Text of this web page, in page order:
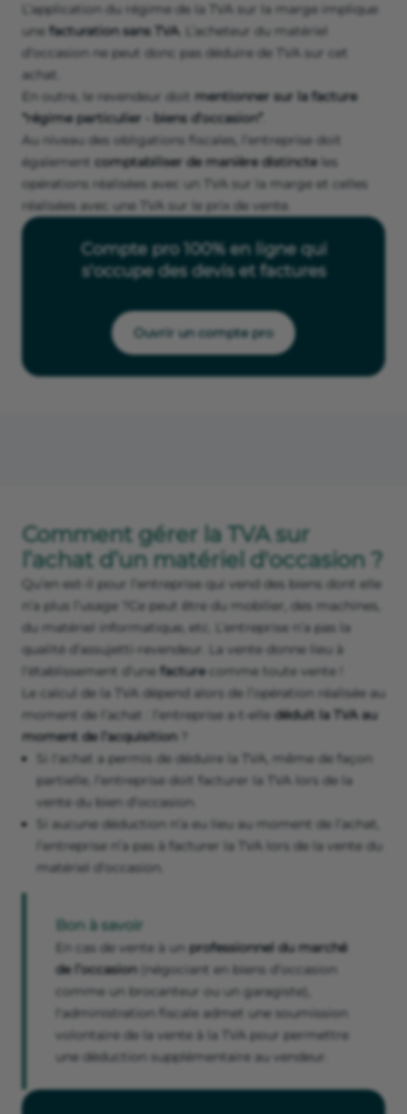
L’application du régime de la TVA sur la marge implique
une facturation sans TVA. L’acheteur du matériel
d’occasion ne peut donc pas déduire de TVA sur cet
achat.
En outre, le revendeur doit mentionner sur la facture
“régime particulier - biens d’occasion”
Au niveau des obligations fiscales, l’entreprise doit
également comptabiliser de manière distincte les
opérations réalisées avec un TVA sur la marge et celles
réalisées avec une TVA sur le prix de vente.
Compte pro 100% en ligne qui
s'occupe des devis et factures
Ouvrir un compte pro
Comment gérer la TVA sur
l’achat d’un matériel d'occasion ?
Qu’en est-il pour l’entreprise qui vend des biens dont elle
n’a plus l’usage ?Ce peut être du mobilier, des machines,
du matériel informatique, etc. L’entreprise n’a pas la
qualité d’assujetti-revendeur. La vente donne lieu à
l‘établissement d’une facture
comme toute vente !
Le calcul de la TVA dépend alors de l’opération réalisée au
moment de l’achat : l’entreprise a-t-elle déduit la TVA au
moment de l’acquisition
Si l'achat a permis de déduire la TVA, même de façon
partielle, l’entreprise doit facturer la TVA lors de la
vente du bien d’occasion.
Si aucune déduction n’a eu lieu au moment de l’achat,
l’entreprise n’a pas à facturer la TVA lors de la vente du
matériel d’occasion.
Bon à savoir
En cas de vente à un professionnel du marché
de l’occasion (négociant en biens d’occasion
comme un brocanteur ou un garagiste),
l'administration fiscale admet une soumission
volontaire de la vente à la TVA pour permettre
une déduction supplémentaire au vendeur.